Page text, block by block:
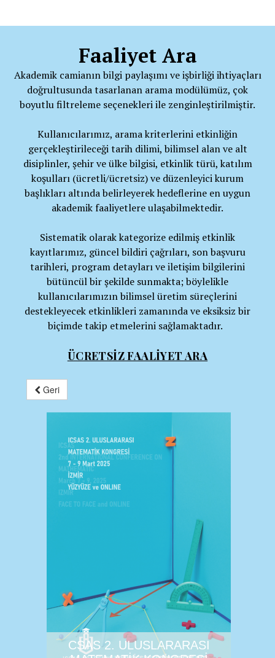
Faaliyet Ara
Akademik camianın bilgi paylaşımı ve işbirliği ihtiyaçları
doğrultusunda tasarlanan arama modülümüz, çok
boyutlu filtreleme seçenekleri ile zenginleştirilmiştir.
Kullanıcılarımız, arama kriterlerini etkinliğin
gerçekleştirileceği tarih dilimi, bilimsel alan ve alt
disiplinler, şehir ve ülke bilgisi, etkinlik türü, katılım
koşulları (ücretli/ücretsiz) ve düzenleyici kurum
başlıkları altında belirleyerek hedeflerine en uygun
akademik faaliyetlere ulaşabilmektedir.
Sistematik olarak kategorize edilmiş etkinlik
kayıtlarımız, güncel bildiri çağrıları, son başvuru
tarihleri, program detayları ve iletişim bilgilerini
bütüncül bir şekilde sunmakta; böylelikle
kullanıcılarımızın bilimsel üretim süreçlerini
destekleyecek etkinlikleri zamanında ve eksiksiz bir
biçimde takip etmelerini sağlamaktadır.
ÜCRETSİZ FAALİYET ARA
Geri
CSAS 2. ULUSLARARASI